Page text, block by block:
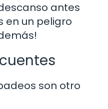
antes
en un peligro
son otro